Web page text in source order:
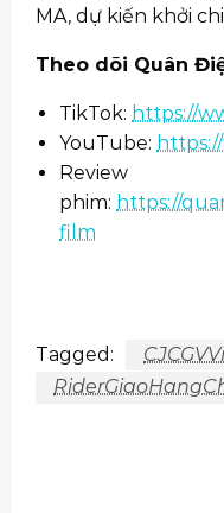
MA, dự kiến khởi
Theo dõi Quân
TikTok: https://
YouTube:
Review
phim: https://
film
Tagged: